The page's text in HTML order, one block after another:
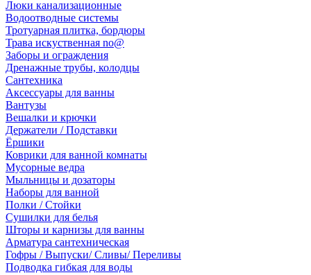
Люки канализационные
Водоотводные системы
Тротуарная плитка, бордюры
Трава искуственная no@
Заборы и ограждения
Дренажные трубы, колодцы
Сантехника
Аксессуары для ванны
Вантузы
Вешалки и крючки
Держатели / Подставки
Ёршики
Коврики для ванной комнаты
Мусорные ведра
Мыльницы и дозаторы
Наборы для ванной
Полки / Стойки
Сушилки для белья
Шторы и карнизы для ванны
Арматура сантехническая
Гофры / Выпуски/ Сливы/ Переливы
Подводка гибкая для воды